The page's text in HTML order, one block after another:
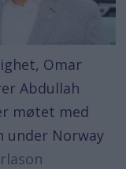
Omar
Abdullah
møtet med
under Norway